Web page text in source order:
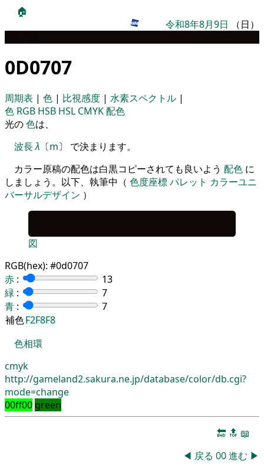
🏠
令和8年8月9日 （日）
0D0707
周期表 | 色 | 比視感度 | 水素スペクトル |
色 RGB HSB HSL CMYK配色
光の色は、
波長λ 〔m〕 で決まります。
カラー原稿の配色は白黒コピーされても良いよう 配色 に
しましょう。以下、執筆中（ 色度座標パレット カラーユニ
バーサルデザイン ）
図
RGB(hex): #0d0707
赤 :
13
緑 :
7
青 :
7
補色F2F8F8
色相環
cmyk
http://gameland2.sakura.ne.jp/database/color/db.cgi?
mode=change
00ff00 green
🔚 🔝 📖
◀ 戻る 00進む ▶